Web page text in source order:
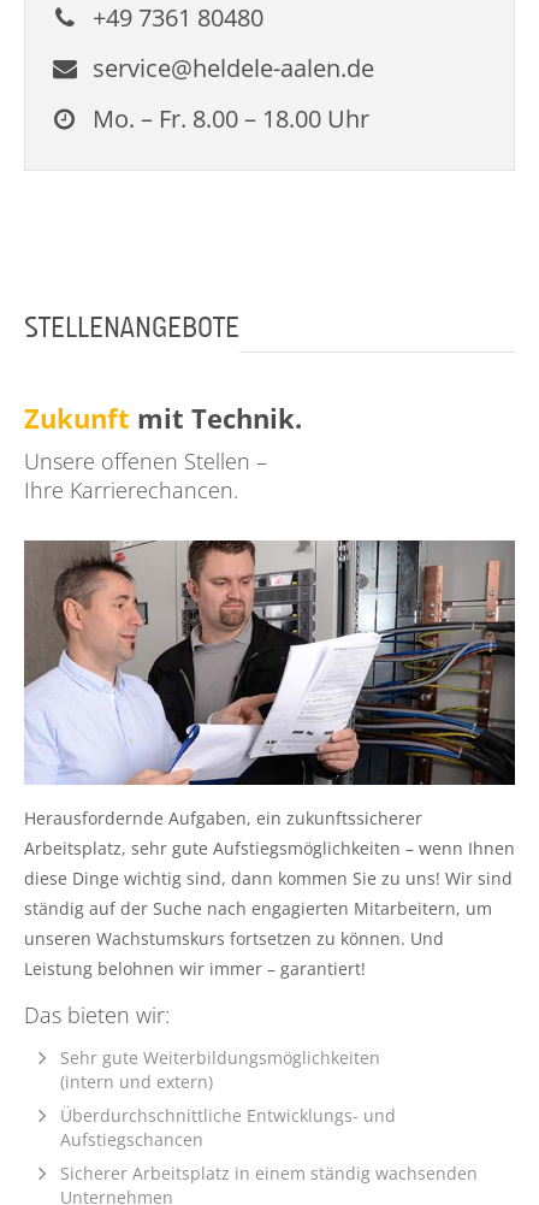
+49 7361 80480
service@heldele-aalen.de
Mo. – Fr. 8.00 – 18.00 Uhr
STELLENANGEBOTE
Zukunft mit Technik.
Unsere offenen Stellen –
Ihre Karrierechancen.
Herausfordernde Aufgaben, ein zukunftssicherer
Arbeitsplatz, sehr gute Aufstiegsmöglichkeiten – wenn Ihnen
diese Dinge wichtig sind, dann kommen Sie zu uns! Wir sind
ständig auf der Suche nach engagierten Mitarbeitern, um
unseren Wachstumskurs fortsetzen zu können. Und
Leistung belohnen wir immer – garantiert!
Das bieten wir:
Sehr gute Weiterbildungsmöglichkeiten
(intern und extern)
Überdurchschnittliche Entwicklungs- und
Aufstiegschancen
Sicherer Arbeitsplatz in einem ständig wachsenden
Unternehmen